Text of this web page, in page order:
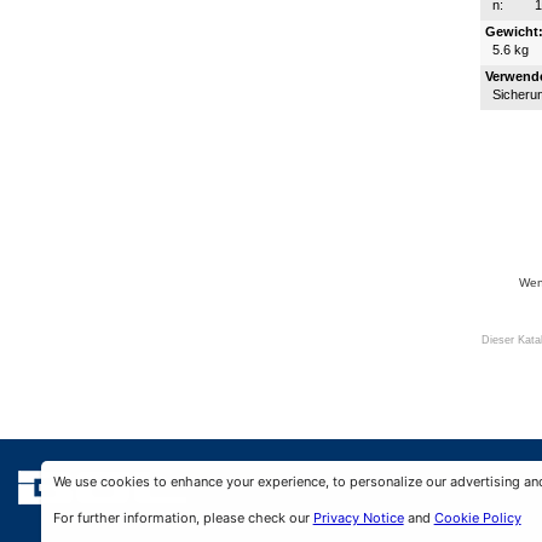
n:
Gewicht:
5.6 kg
Dieser
We use cookies to enhance your experience, to personalize our advertising
For further information, please check our Privacy Noticeand Cookie Policy